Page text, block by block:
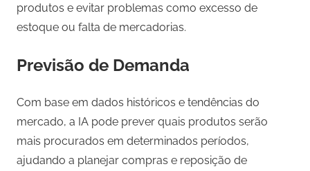
produtos e evitar problemas como excesso de
estoque ou falta de mercadorias.
Previsão de Demanda
Com base em dados históricos e tendências do
mercado, a IA pode prever quais produtos serão
mais procurados em determinados períodos,
ajudando a planejar compras e reposição de